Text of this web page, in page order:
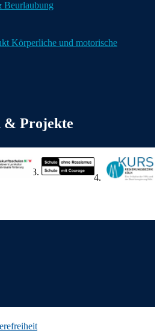
Beurlaubung
Körperliche und motorische
& Projekte